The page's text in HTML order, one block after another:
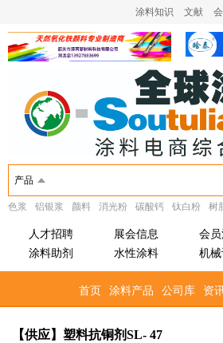
涂料知识 文献
产品
色浆 铝银浆 颜料 消光粉 碳酸钙 钛白粉 树
人才招聘 展会信息 会
涂料助剂
水性涂料 机
首页 涂料产品 公司库 资
【供应】塑料抗铜剂SL- 47